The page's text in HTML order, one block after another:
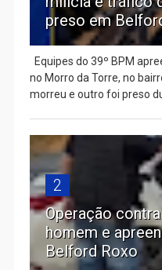
preso em
Equipes do 39º BPM
no Morro da Torre, no
morreu e outro foi preso
2
Operação
homem e
Belford Roxo